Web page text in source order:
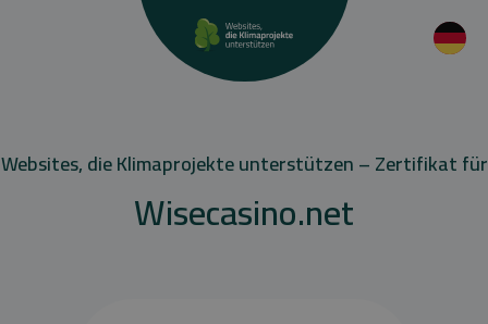
Websites, die Klimaprojekte unterstützen – Zertifikat für
Wisecasino.net